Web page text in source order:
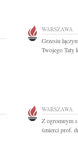
WARSZAWA
Grzesiu
Twojego Taty
WARSZAWA
Z ogromnym
śmierci prof.